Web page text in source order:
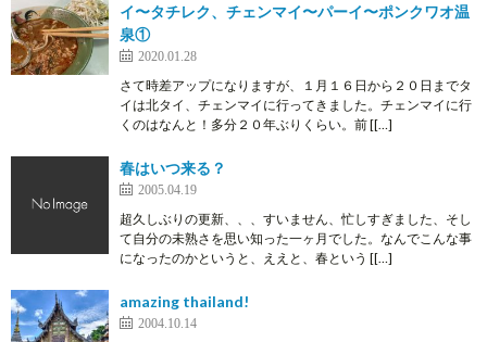
イ〜タチレク、チェンマイ〜パーイ〜ポンクワオ温
泉①
2020.01.28
さて時差アップになりますが、１月１６日から２０日までタ
イは北タイ、チェンマイに行ってきました。チェンマイに行
くのはなんと！多分２０年ぶりくらい。前 [[…]
春はいつ来る？
2005.04.19
超久しぶりの更新、、、すいません、忙しすぎました、そし
て自分の未熟さを思い知った一ヶ月でした。なんでこんな事
になったのかというと、ええと、春という [[…]
amazing thailand!
2004.10.14